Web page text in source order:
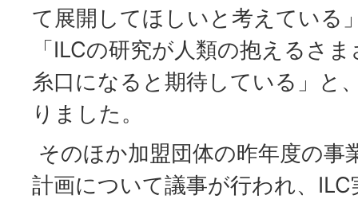
て展開してほしいと考えている
「ILCの研究が人類の抱えるさ
糸口になると期待している」と
りました。
そのほか加盟団体の昨年度の事
計画について議事が行われ、